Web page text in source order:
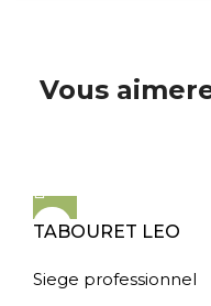
Vous
TABOURET LEO
Siege professionnel